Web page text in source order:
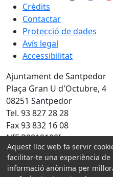
Crèdits
Contactar
Protecció de dades
Avís legal
Accessibilitat
Ajuntament de Santpedor
Plaça Gran U d'Octubre, 4
08251 Santpedor
Tel. 93 827 28 28
Fax 93 832 16 08
NIF P0819100I
Amb la col·laboració de:
Aquest lloc web fa servir
facilitar-te una experiència
informació anònima per